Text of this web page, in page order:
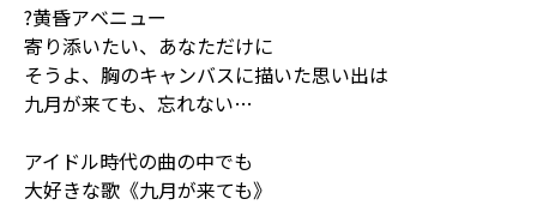
?黄昏アベニュー
寄り添いたい、あなただけに
そうよ、胸のキャンバスに描いた思い出は
九月が来ても、忘れない…
アイドル時代の曲の中でも
大好きな歌《九月が来ても》